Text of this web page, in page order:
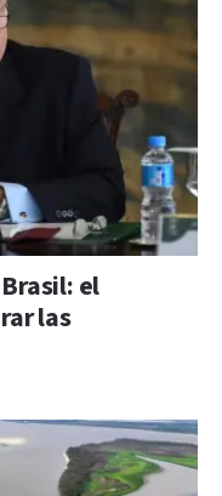
el
las